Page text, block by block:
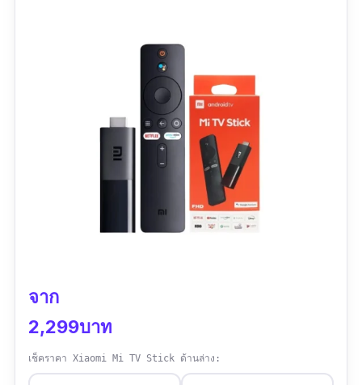
จาก
2,299บาท
เช็คราคา Xiaomi Mi TV Stick ด้านล่าง: